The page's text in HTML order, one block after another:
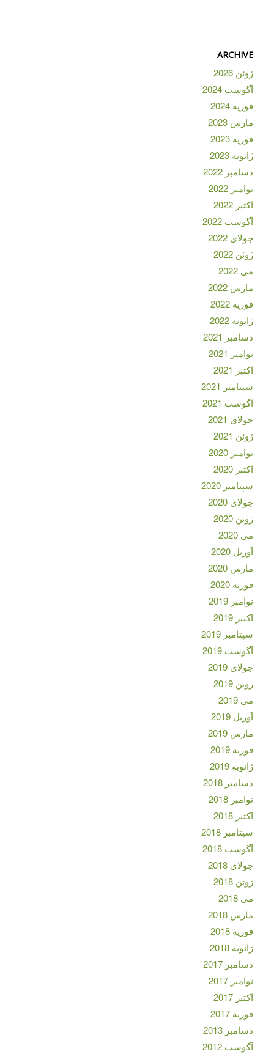
ARCHIVE
ژوئن 2026
آگوست 2024
فوریه 2024
مارس 2023
فوریه 2023
ژانویه 2023
دسامبر 2022
نوامبر 2022
اکتبر 2022
آگوست 2022
جولای 2022
ژوئن 2022
می 2022
مارس 2022
فوریه 2022
ژانویه 2022
دسامبر 2021
نوامبر 2021
اکتبر 2021
سپتامبر 2021
آگوست 2021
جولای 2021
ژوئن 2021
نوامبر 2020
اکتبر 2020
سپتامبر 2020
جولای 2020
ژوئن 2020
می 2020
آوریل 2020
مارس 2020
فوریه 2020
نوامبر 2019
اکتبر 2019
سپتامبر 2019
آگوست 2019
جولای 2019
ژوئن 2019
می 2019
آوریل 2019
مارس 2019
فوریه 2019
ژانویه 2019
دسامبر 2018
نوامبر 2018
اکتبر 2018
سپتامبر 2018
آگوست 2018
جولای 2018
ژوئن 2018
می 2018
مارس 2018
فوریه 2018
ژانویه 2018
دسامبر 2017
نوامبر 2017
اکتبر 2017
فوریه 2017
دسامبر 2013
آگوست 2012